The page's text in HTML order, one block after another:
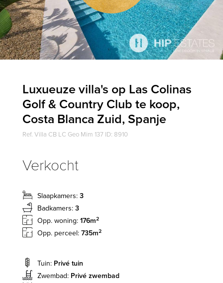
Luxueuze villa's op Las Colinas
Golf & Country Club te koop,
Costa Blanca Zuid, Spanje
Ref. Villa CB LC Geo Mim 137 ID: 8910
Verkocht
Slaapkamers: 3
Badkamers: 3
Opp. woning: 176m2
Opp. perceel: 735m2
Tuin: Privé tuin
Zwembad: Privé zwembad